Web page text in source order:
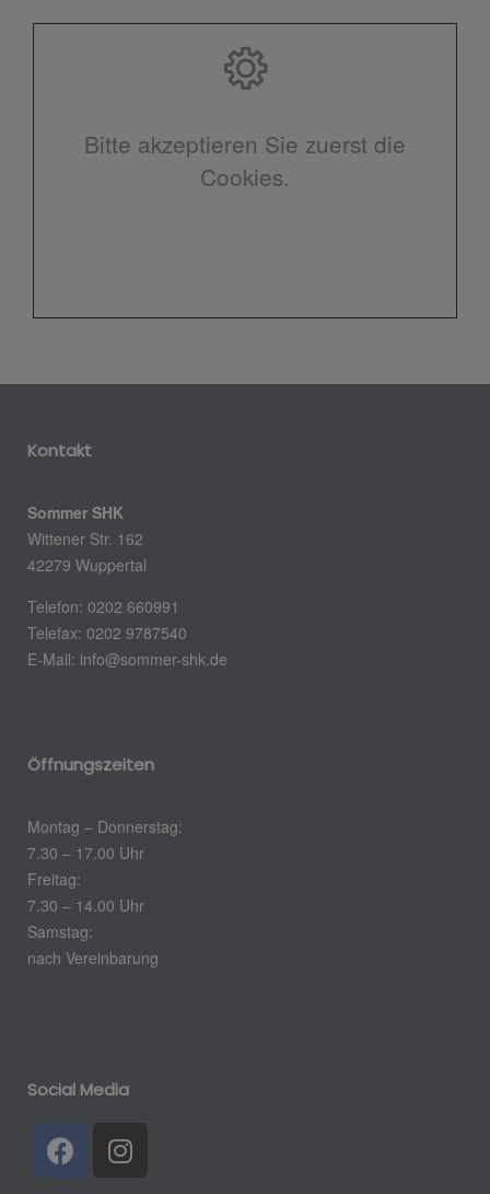
Bitte akzeptieren Sie zuerst die
Cookies.
Kontakt
Sommer SHK
Wittener Str. 162
42279 Wuppertal
Telefon: 0202 660991
Telefax: 0202 9787540
E-Mail: info@sommer-shk.de
Öffnungszeiten
Montag – Donnerstag:
7.30 – 17.00 Uhr
Freitag:
7.30 – 14.00 Uhr
Samstag:
nach Vereinbarung
Social Media